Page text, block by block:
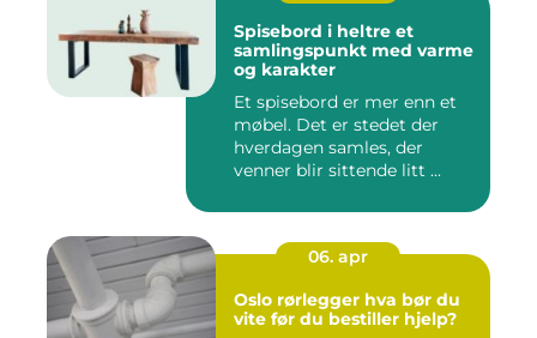
Spisebord i heltre et
samlingspunkt med varme
og karakter
Et spisebord er mer enn et
møbel. Det er stedet der
hverdagen samles, der
venner blir sittende litt ...
06. apr
Oslo rørlegger hva bør du
vite før du bestiller hjelp?